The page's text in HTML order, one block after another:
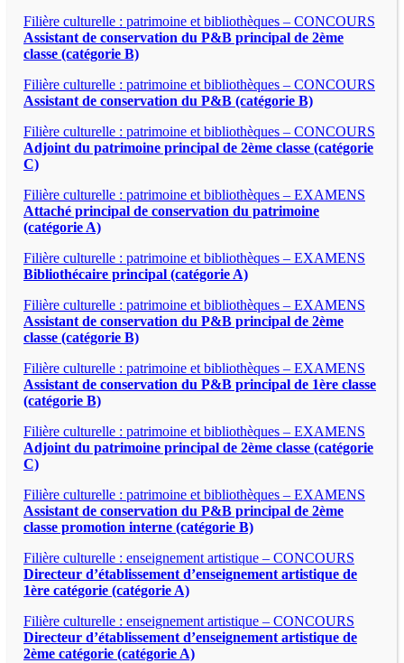
Filière culturelle : patrimoine et bibliothèques – CONCOURS
Assistant de conservation du P&B principal de 2ème
classe (catégorie B)
Filière culturelle : patrimoine et bibliothèques – CONCOURS
Assistant de conservation du P&B (catégorie B)
Filière culturelle : patrimoine et bibliothèques – CONCOURS
Adjoint du patrimoine principal de 2ème classe (catégorie
C)
Filière culturelle : patrimoine et bibliothèques – EXAMENS
Attaché principal de conservation du patrimoine
(catégorie A)
Filière culturelle : patrimoine et bibliothèques – EXAMENS
Bibliothécaire principal (catégorie A)
Filière culturelle : patrimoine et bibliothèques – EXAMENS
Assistant de conservation du P&B principal de 2ème
classe (catégorie B)
Filière culturelle : patrimoine et bibliothèques – EXAMENS
Assistant de conservation du P&B principal de 1ère classe
(catégorie B)
Filière culturelle : patrimoine et bibliothèques – EXAMENS
Adjoint du patrimoine principal de 2ème classe (catégorie
C)
Filière culturelle : patrimoine et bibliothèques – EXAMENS
Assistant de conservation du P&B principal de 2ème
classe promotion interne (catégorie B)
Filière culturelle : enseignement artistique – CONCOURS
Directeur d’établissement d’enseignement artistique de
1ère catégorie (catégorie A)
Filière culturelle : enseignement artistique – CONCOURS
Directeur d’établissement d’enseignement artistique de
2ème catégorie (catégorie A)